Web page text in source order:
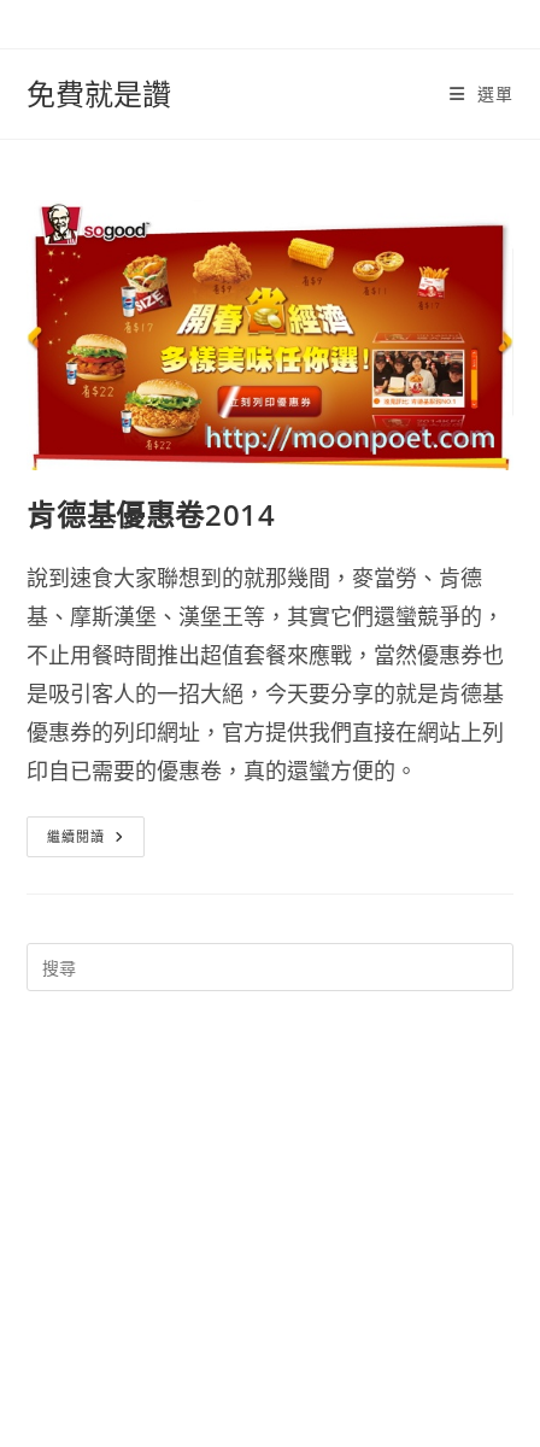
免費就是讚 選單
肯德基優惠卷2014
說到速食大家聯想到的就那幾間，麥當勞、肯德
基、摩斯漢堡、漢堡王等，其實它們還蠻競爭的，
不止用餐時間推出超值套餐來應戰，當然優惠券也
是吸引客人的一招大絕，今天要分享的就是肯德基
優惠券的列印網址，官方提供我們直接在網站上列
印自已需要的優惠卷，真的還蠻方便的。
繼續閱讀 肯
德
2014